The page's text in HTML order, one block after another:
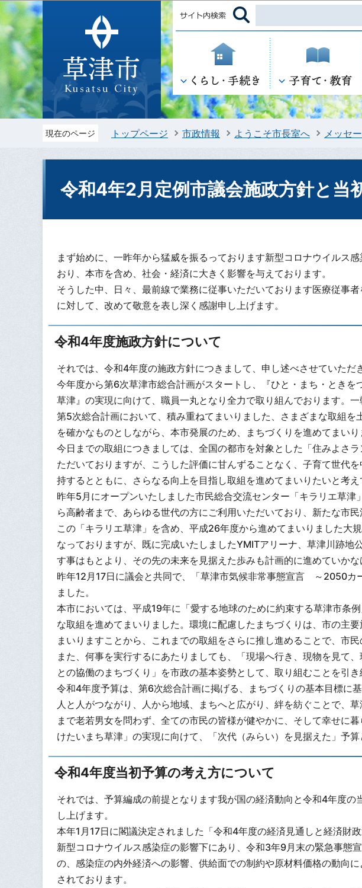
こ
現在のページ トップページ 市政情報 ようこそ市長室へ メッセ
令和4年2月定例市議会施政方針と当
まず始めに、一昨年から猛威を振るっております新型コロナウイルス
おり、本市を含め、社会・経済に大きく影響を与えております。
そうした中、日々、最前線で業務に従事いただいております医療従事
に対して、改めて敬意を表し深く感謝申し上げます。
令和4年度施政方針について
それでは、令和4年度の施政方針につきまして、申し述べさせていただ
今年度から第6次草津市総合計画がスタートし、『ひと・まち・と
草津』の実現に向けて、職員一丸となり全力で取り組んでおります。
第5次総合計画において、積み重ねてまいりました、さまざまな取組を
を確かなものとしながら、本市発展のため、まちづくりを進めてまいり
今日までの取組につきましては、全国の都市を対象とした「住みよさ
ただいておりますが、こうした評価に甘んずることなく、子育て世代
持するとともに、さらなる向上を目指し取組を進めてまいりたいと考え
昨年5月にオープンいたしました市民総合交流センター「キラリエ草
ら高齢者まで、あらゆる世代の方にご利用いただいており、新たな市
この「キラリエ草津」を含め、平成26年度から進めてまいりました大
なっておりますが、既に完成いたしましたYMITアリーナ、草津川跡地
す事はもとより、その先の未来を見据えた歩みも計画的に進めていかな
昨年12月17日に議会と共同で、「草津市気候非常事態宣言 ～2050カ
ました。
本市においては、平成19年に「愛する地球のために約束する草津市条
な取組を進めてまいりました。環境に配慮したまちづくりは、市の主
まいりますことから、これまでの取組をさらに推し進めることで、市民
また、何事を実行するにあたりましても、「現場へ行き、現物を見て
との協働のまちづくり」を市政の基本姿勢として、取り組むことを引き
令和4年度予算は、第6次総合計画に掲げる、まちづくりの基本目標に
人と人がつながり、人から地域、まちへと広がり、絆を紡ぐことで、
まで老若男女を問わず、全ての市民の皆様が健やかに、そして幸せに
けたいまち草津」の実現に向けて、「次代（みらい）を見据えた」予算
令和4年度当初予算の考え方について
それでは、予算編成の前提となります我が国の経済動向と令和4年度
し上げます。
本年1月17日に閣議決定されました「令和4年度の経済見通しと経済財
新型コロナウイルス感染症の影響下にあり、令和3年9月末の緊急事態
の、感染症の内外経済への影響、供給面での制約や原材料価格の動向
されております。